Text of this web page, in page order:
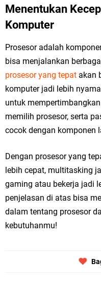
Menentukan
Komputer
Prosesor adalah
bisa menjalankan
prosesor yang tepat akan
komputer jadi lebih
untuk
memilih prosesor, serta
cocok dengan komponen
Dengan prosesor yang
lebih cepat, multitasking
gaming atau bekerja jadi
penjelasan di atas bisa
dalam tentang prosesor
kebutuhanmu!